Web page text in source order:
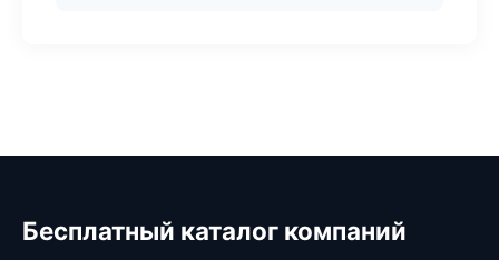
Бесплатный каталог компаний